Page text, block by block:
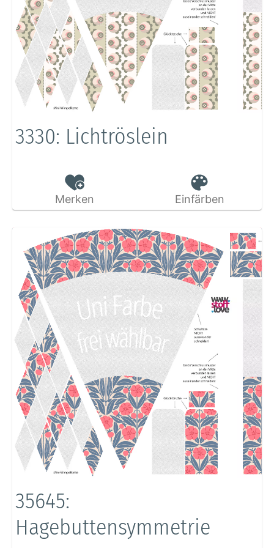
3330: Lichtröslein
Merken Einfärben
35645:
Hagebuttensymmetrie